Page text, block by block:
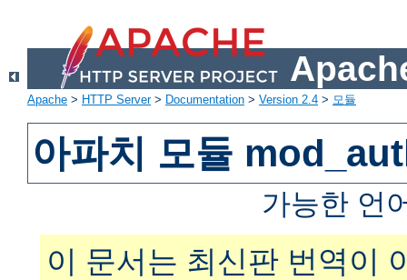
Apache > HTTP Server> Documentation > Version 2.4 > 모듈
아파치 모듈
가능한 언
이 문서는 최신판 번역이